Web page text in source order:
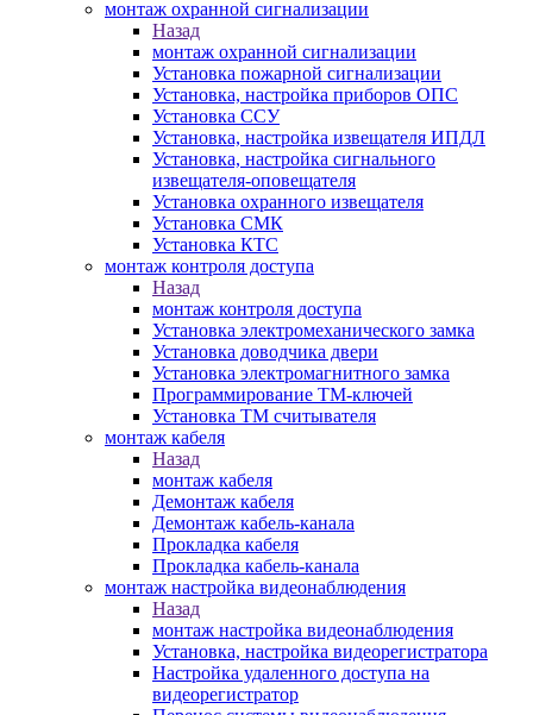
монтаж охранной сигнализации
Назад
монтаж охранной сигнализации
Установка пожарной сигнализации
Установка, настройка приборов ОПС
Установка ССУ
Установка, настройка извещателя ИПДЛ
Установка, настройка сигнального
извещателя-оповещателя
Установка охранного извещателя
Установка СМК
Установка КТС
монтаж контроля доступа
Назад
монтаж контроля доступа
Установка электромеханического замка
Установка доводчика двери
Установка электромагнитного замка
Программирование ТМ-ключей
Установка ТМ считывателя
монтаж кабеля
Назад
монтаж кабеля
Демонтаж кабеля
Демонтаж кабель-канала
Прокладка кабеля
Прокладка кабель-канала
монтаж настройка видеонаблюдения
Назад
монтаж настройка видеонаблюдения
Установка, настройка видеорегистратора
Настройка удаленного доступа на
видеорегистратор